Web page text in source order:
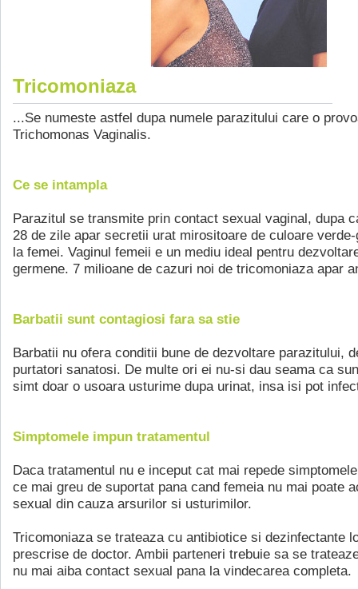
Tricomoniaza
...Se numeste astfel dupa numele parazitului care o
Trichomonas Vaginalis.
Ce se intampla
Parazitul se transmite prin contact sexual vaginal, dupa
28 de zile apar secretii urat mirositoare de culoare
la femei. Vaginul femeii e un mediu ideal pentru
germene. 7 milioane de cazuri noi de tricomoniaza apar
Barbatii sunt contagiosi fara sa stie
Barbatii nu ofera conditii bune de dezvoltare parazitului,
purtatori sanatosi. De multe ori ei nu-si dau seama ca
simt doar o usoara usturime dupa urinat, insa isi pot
Simptomele impun tratamentul
Daca tratamentul nu e inceput cat mai repede
ce mai greu de suportat pana cand femeia nu mai poate
sexual din cauza arsurilor si usturimilor.
Tricomoniaza se trateaza cu antibiotice si dezinfectante
prescrise de doctor. Ambii parteneri trebuie sa se
nu mai aiba contact sexual pana la vindecarea completa.